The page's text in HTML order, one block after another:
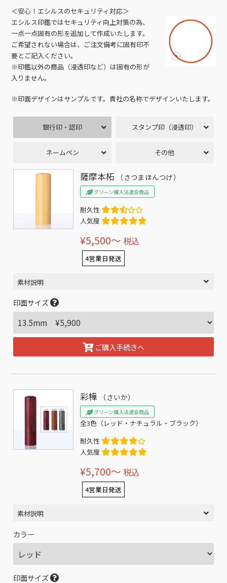
＜安心！エシルスのセキュリティ対応＞
エシルス印鑑ではセキュリティ向上対策の為、
一点一点固有の形を追加して作成いたします。
ご希望されない場合は、ご注文備考に固有印不
要とご記入ください。
※印鑑以外の商品（浸透印など）は固有の形が
入りません。
※印面デザインはサンプルです。貴社の名称でデザインいたします。
銀行印・認印 スタンプ印（浸透印）
ネームペン その他
薩摩本柘 （さつまほんつげ）
グリーン購入法適合商品
耐久性
人気度
¥5,500〜 税込
4営業日発送
素材説明
印面サイズ
ご購入手続きへ
彩樺 （さいか）
グリーン購入法適合商品
全3色（レッド・ナチュラル・ブラック）
耐久性
人気度
¥5,700〜 税込
4営業日発送
素材説明
カラー
印面サイズ